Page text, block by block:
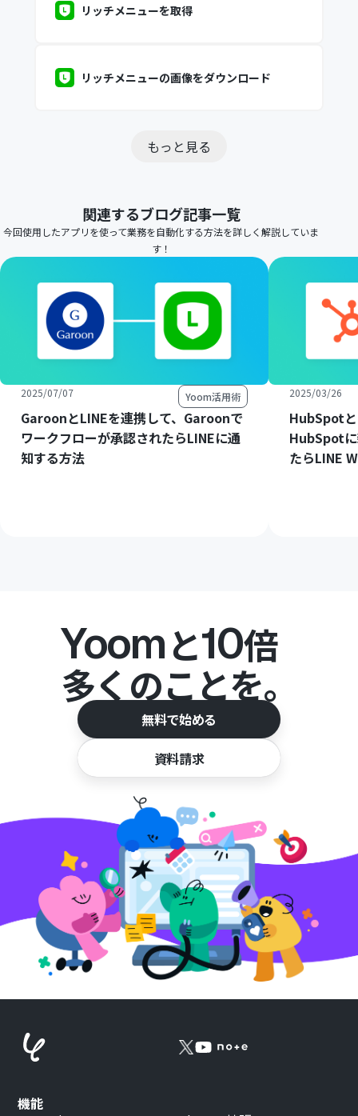
リッチメニューを取得
リッチメニューの画像をダウンロード
もっと見る
関連するブログ記事一覧
今回使用したアプリを使って業務を自動化する方法を詳しく解説していま
す！
2025/07/07 Yoom活用術
GaroonとLINEを連携して、Garoonで
ワークフローが承認されたらLINEに通
知する方法
2025/03/26
HubSpotと
HubSpot
たらLINE
Yoomと10倍
多くのことを。
無料で始める
資料請求
機能